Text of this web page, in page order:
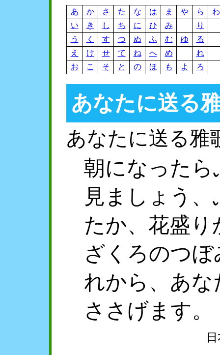
あ か さ た な は ま や ら
わ
い
き し ち に ひ み
り
う
く す つ ぬ ふ む ゆ
る
え
け せ て ね へ め
れ
お
こ そ と の ほ も よ ろ
あなたに送る
あなたに送る雅
朝になった
見ましょう
たか、花盛り
ざくろのつ
れから、あ
ささげます。